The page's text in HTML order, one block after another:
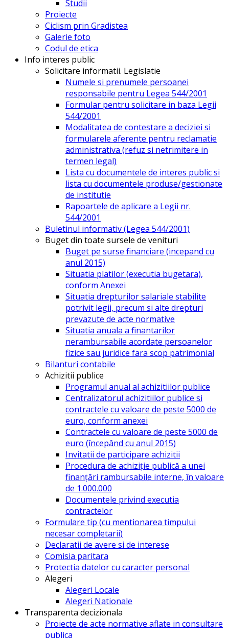
Studii
Proiecte
Ciclism prin Gradistea
Galerie foto
Codul de etica
Info interes public
Solicitare informatii. Legislatie
Numele si prenumele persoanei
responsabile pentru Legea 544/2001
Formular pentru solicitare in baza Legii
544/2001
Modalitatea de contestare a deciziei si
formularele aferente pentru reclamatie
administrativa (refuz si netrimitere in
termen legal)
Lista cu documentele de interes public si
lista cu documentele produse/gestionate
de institutie
Rapoartele de aplicare a Legii nr.
544/2001
Buletinul informativ (Legea 544/2001)
Buget din toate sursele de venituri
Buget pe surse financiare (incepand cu
anul 2015)
Situatia platilor (executia bugetara),
conform Anexei
Situatia drepturilor salariale stabilite
potrivit legii, precum si alte drepturi
prevazute de acte normative
Situatia anuala a finantarilor
nerambursabile acordate persoanelor
fizice sau juridice fara scop patrimonial
Bilanturi contabile
Achizitii publice
Programul anual al achizitiilor publice
Centralizatorul achizitiilor publice si
contractele cu valoare de peste 5000 de
euro, conform anexei
Contractele cu valoare de peste 5000 de
euro (începând cu anul 2015)
Invitatii de participare achizitii
Procedura de achiziție publică a unei
finanțări rambursabile interne, în valoare
de 1.000.000
Documentele privind executia
contractelor
Formulare tip (cu mentionarea timpului
necesar completarii)
Declaratii de avere si de interese
Comisia paritara
Protectia datelor cu caracter personal
Alegeri
Alegeri Locale
Alegeri Nationale
Transparenta decizionala
Proiecte de acte normative aflate in consultare
publica